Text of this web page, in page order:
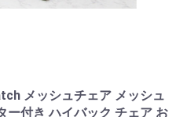
メッシュチェア メッシュ
ー付き ハイバック チェア お